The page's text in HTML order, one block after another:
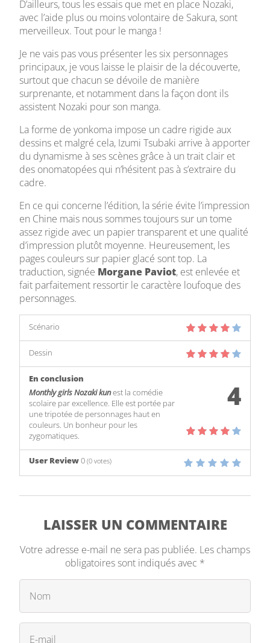
D’ailleurs, tous les essais que met en place Nozaki,
avec l’aide plus ou moins volontaire de Sakura, sont
merveilleux. Tout pour le manga !
Je ne vais pas vous présenter les six personnages
principaux, je vous laisse le plaisir de la découverte,
surtout que chacun se dévoile de manière
surprenante, et notamment dans la façon dont ils
assistent Nozaki pour son manga.
La forme de yonkoma impose un cadre rigide aux
dessins et malgré cela, Izumi Tsubaki arrive à apporter
du dynamisme à ses scènes grâce à un trait clair et
des onomatopées qui n’hésitent pas à s’extraire du
cadre.
En ce qui concerne l’édition, la série évite l’impression
en Chine mais nous sommes toujours sur un tome
assez rigide avec un papier transparent et une qualité
d’impression plutôt moyenne. Heureusement, les
pages couleurs sur papier glacé sont top. La
traduction, signée Morgane Paviot, est enlevée et
fait parfaitement ressortir le caractère loufoque des
personnages.
Scénario
Dessin
4
En conclusion
Monthly girls Nozaki kunest la comédie
scolaire par excellence. Elle est portée par
une tripotée de personnages haut en
couleurs. Un bonheur pour les
zygomatiques.
User Review0 (0 votes)
LAISSER UN COMMENTAIRE
Votre adresse e-mail ne sera pas publiée. Les champs
obligatoires sont indiqués avec *